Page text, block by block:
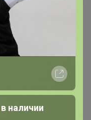
сервисов
наличии